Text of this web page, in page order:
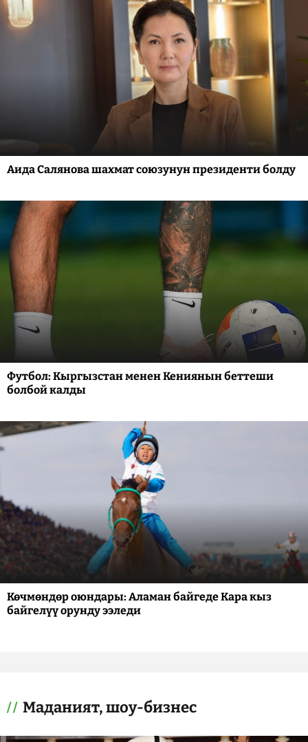
Аида Салянова шахмат союзунун президенти болду
Футбол: Кыргызстан менен Кениянын беттеши
болбой калды
Көчмөндөр оюндары: Аламан байгеде Кара кыз
байгелүү орунду ээледи
Маданият, шоу-бизнес